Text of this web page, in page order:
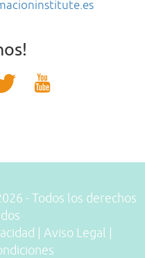
- Todos los derechos
Aviso Legal